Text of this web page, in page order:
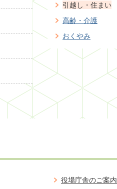
引越し・住まい
高齢・介護
おくやみ
役場庁舎のご案内